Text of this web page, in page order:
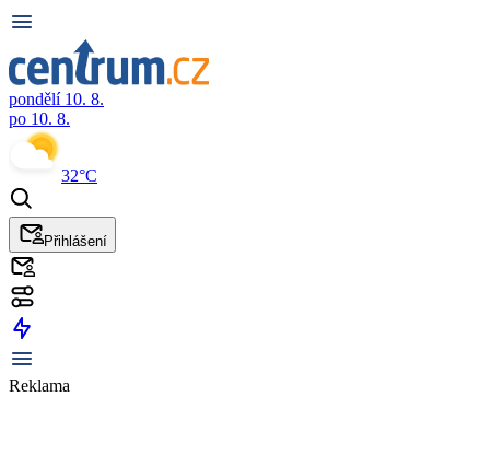
pondělí 10. 8.
po 10. 8.
32°C
Přihlášení
Reklama